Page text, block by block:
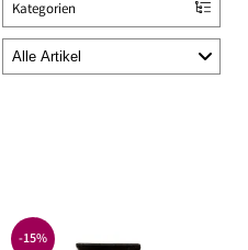
Kategorien
-15%